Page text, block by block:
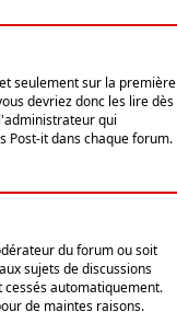
seulement sur la première
devriez donc les lire dès
qui
Post-it dans chaque forum.
du forum ou soit
sujets de discussions
cessés automatiquement.
de maintes raisons.